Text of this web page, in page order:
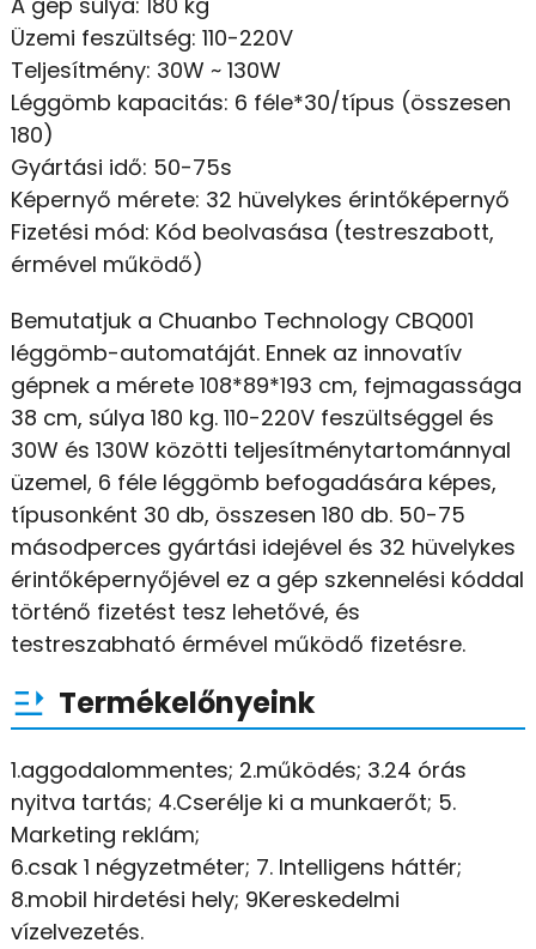
Üzemi feszültség: 110-220V
Teljesítmény: 30W ~ 130W
Léggömb kapacitás: 6 féle*30/típus (összesen
180)
Gyártási idő: 50-75s
Képernyő mérete: 32 hüvelykes érintőképernyő
Fizetési mód: Kód beolvasása (testreszabott,
érmével működő)
Bemutatjuk a Chuanbo Technology CBQ001
léggömb-automatáját. Ennek az innovatív
gépnek a mérete 108*89*193 cm, fejmagassága
38 cm, súlya 180 kg. 110-220V feszültséggel és
30W és 130W közötti teljesítménytartománnyal
üzemel, 6 féle léggömb befogadására képes,
típusonként 30 db, összesen 180 db. 50-75
másodperces gyártási idejével és 32 hüvelykes
érintőképernyőjével ez a gép szkennelési kóddal
történő fizetést tesz lehetővé, és
testreszabható érmével működő fizetésre.
Termékelőnyeink
1.aggodalommentes; 2.működés; 3.24 órás
nyitva tartás; 4.Cserélje ki a munkaerőt; 5.
Marketing reklám;
6.csak 1 négyzetméter; 7. Intelligens háttér;
8.mobil hirdetési hely; 9Kereskedelmi
vízelvezetés.